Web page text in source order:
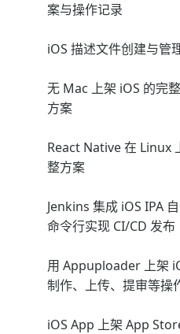
案与操作记录
iOS 描述文件创建与管
无 Mac 上架 iOS 的完
方案
React Native 在 Linux
整方案
Jenkins 集成 iOS IPA
命令行实现 CI/CD 发布
用 Appuploader 上架
制作、上传、提审等操
iOS App 上架 App